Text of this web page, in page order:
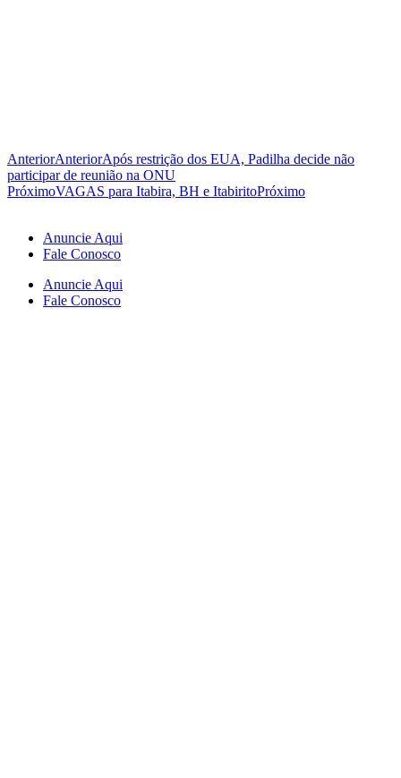
AnteriorAnteriorApós restrição dos EUA, Padilha decide não
participar de reunião na ONU
PróximoVAGAS para Itabira, BH e ItabiritoPróximo
Anuncie Aqui
Fale Conosco
Anuncie Aqui
Fale Conosco